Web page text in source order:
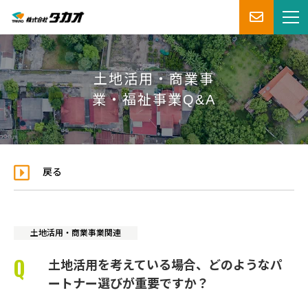
土地活用・商業事
業・福祉事業Q&A
戻る
土地活用・商業事業関連
土地活用を考えている場合、どのようなパ
ートナー選びが重要ですか？